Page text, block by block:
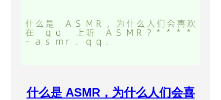
什么是 ASMR，为什么人们会喜